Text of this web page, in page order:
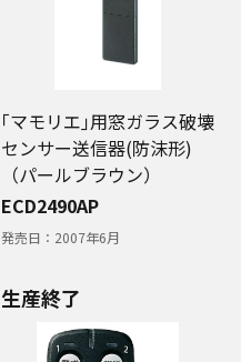
｢マモリエ｣用窓ガラス破壊
センサー送信器(防沫形)
（パールブラウン）
ECD2490AP
発売日： 2007年6月
生産終了